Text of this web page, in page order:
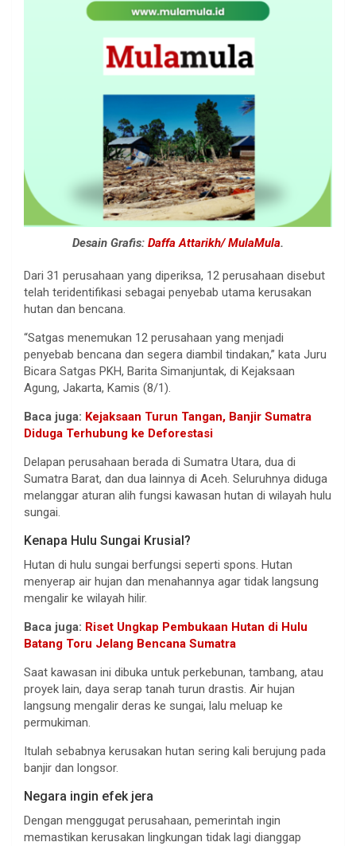
Desain Grafis: Daffa Attarikh/ MulaMula.
Dari 31 perusahaan yang diperiksa, 12 perusahaan disebut
telah teridentifikasi sebagai penyebab utama kerusakan
hutan dan bencana.
“Satgas menemukan 12 perusahaan yang menjadi
penyebab bencana dan segera diambil tindakan,” kata Juru
Bicara Satgas PKH, Barita Simanjuntak, di Kejaksaan
Agung, Jakarta, Kamis (8/1).
Baca juga: Kejaksaan Turun Tangan, Banjir Sumatra
Diduga Terhubung ke Deforestasi
Delapan perusahaan berada di Sumatra Utara, dua di
Sumatra Barat, dan dua lainnya di Aceh. Seluruhnya diduga
melanggar aturan alih fungsi kawasan hutan di wilayah hulu
sungai.
Kenapa Hulu Sungai Krusial?
Hutan di hulu sungai berfungsi seperti spons. Hutan
menyerap air hujan dan menahannya agar tidak langsung
mengalir ke wilayah hilir.
Baca juga: Riset Ungkap Pembukaan Hutan di Hulu
Batang Toru Jelang Bencana Sumatra
Saat kawasan ini dibuka untuk perkebunan, tambang, atau
proyek lain, daya serap tanah turun drastis. Air hujan
langsung mengalir deras ke sungai, lalu meluap ke
permukiman.
Itulah sebabnya kerusakan hutan sering kali berujung pada
banjir dan longsor.
Negara ingin efek jera
Dengan menggugat perusahaan, pemerintah ingin
memastikan kerusakan lingkungan tidak lagi dianggap